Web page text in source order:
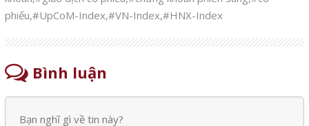
phiếu,#UpCoM-Index,#VN-Index,#HNX-Index
Bình luận